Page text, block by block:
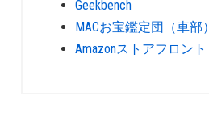
Geekbench
MACお宝鑑定団（車部）
Amazonストアフロント